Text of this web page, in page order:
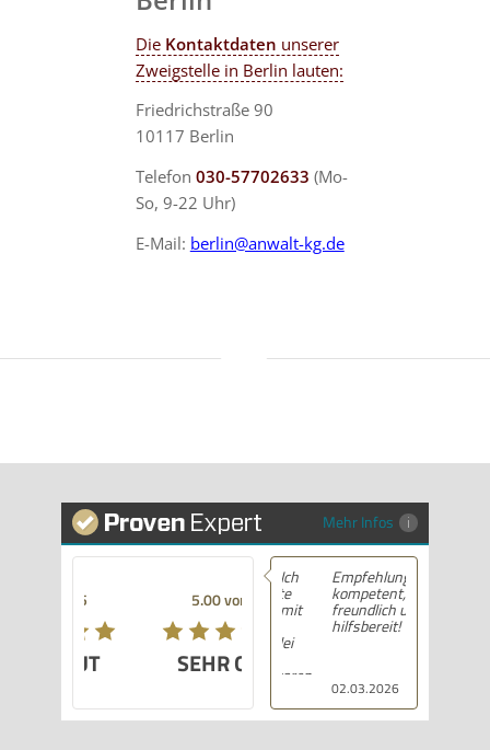
Die Kontaktdaten unserer
Zweigstelle in Berlin lauten:
Friedrichstraße 90
10117 Berlin
Telefon 030-57702633 (Mo-
So, 9-22 Uhr)
E-Mail: berlin@anwalt-kg.de
Mehr Infos
5.00 von 5
SEHR GUT
02.03.2026
Empfehlung! Sehr
kompetent,
freundlich und
hilfsbereit!